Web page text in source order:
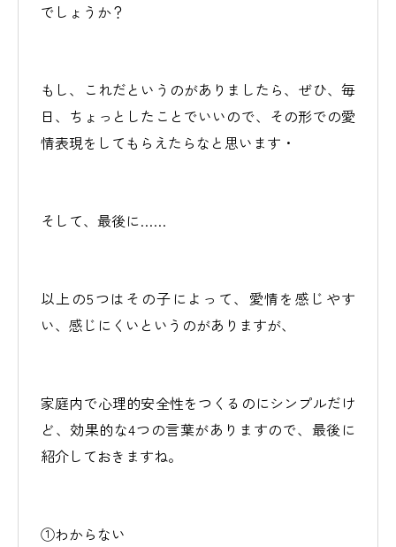
でしょうか？
もし、これだというのがありましたら、ぜひ、毎
日、ちょっとしたことでいいので、その形での愛
情表現をしてもらえたらなと思います・
そして、最後に……
以上の5つはその子によって、愛情を感じやす
い、感じにくいというのがありますが、
家庭内で心理的安全性をつくるのにシンプルだけ
ど、効果的な4つの言葉がありますので、最後に
紹介しておきますね。
①わからない